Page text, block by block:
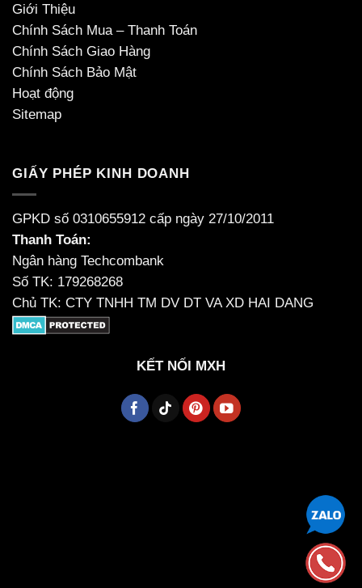
Giới Thiệu
Chính Sách Mua – Thanh Toán
Chính Sách Giao Hàng
Chính Sách Bảo Mật
Hoạt động
Sitemap
GIẤY PHÉP KINH DOANH
GPKD số 0310655912 cấp ngày 27/10/2011
Thanh Toán:
Ngân hàng Techcombank
Số TK: 179268268
Chủ TK: CTY TNHH TM DV DT VA XD HAI DANG
KẾT NỐI MXH